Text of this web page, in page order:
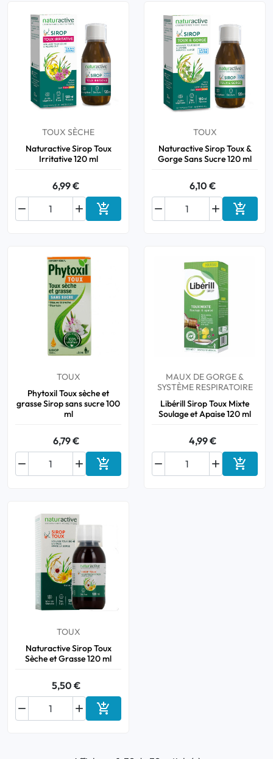
TOUX SÈCHE
Naturactive Sirop Toux
Irritative 120 ml
6,99 €

 Ajouter au panier
TOUX
Naturactive Sirop Toux &
Gorge Sans Sucre 120 ml
6,10 €

 
TOUX
Phytoxil Toux sèche et
grasse Sirop sans sucre 100
ml
6,79 €

 Ajouter au panier
MAUX DE GORGE &
SYSTÈME RESPIRATOIRE
Libérill Sirop Toux Mixte
Soulage et Apaise 120 ml
4,99 €

 
TOUX
Naturactive Sirop Toux
Sèche et Grasse 120 ml
5,50 €

 Ajouter au panier